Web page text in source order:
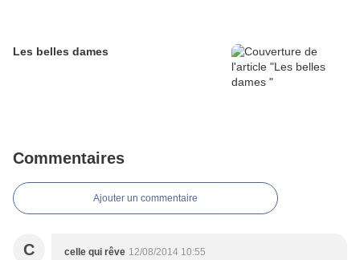
Les belles dames
Commentaires
Ajouter un commentaire
C celle qui rêve 12/08/2014 10:55